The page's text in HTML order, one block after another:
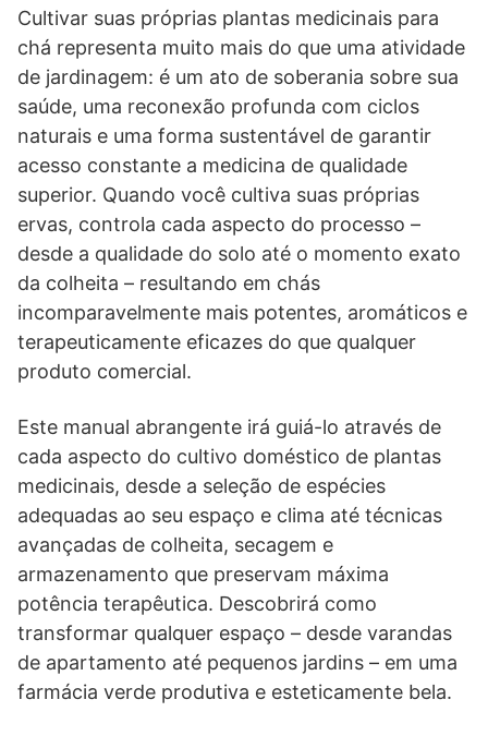
Cultivar suas próprias plantas medicinais para
chá representa muito mais do que uma atividade
de jardinagem: é um ato de soberania sobre sua
saúde, uma reconexão profunda com ciclos
naturais e uma forma sustentável de garantir
acesso constante a medicina de qualidade
superior. Quando você cultiva suas próprias
ervas, controla cada aspecto do processo –
desde a qualidade do solo até o momento exato
da colheita – resultando em chás
incomparavelmente mais potentes, aromáticos e
terapeuticamente eficazes do que qualquer
produto comercial.
Este manual abrangente irá guiá-lo através de
cada aspecto do cultivo doméstico de plantas
medicinais, desde a seleção de espécies
adequadas ao seu espaço e clima até técnicas
avançadas de colheita, secagem e
armazenamento que preservam máxima
potência terapêutica. Descobrirá como
transformar qualquer espaço – desde varandas
de apartamento até pequenos jardins – em uma
farmácia verde produtiva e esteticamente bela.